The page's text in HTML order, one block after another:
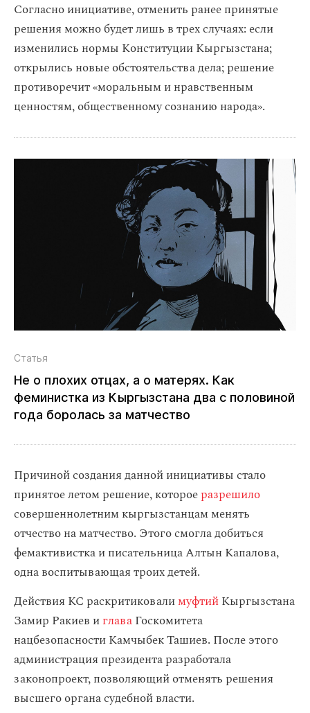
Согласно инициативе, отменить ранее принятые
решения можно будет лишь в трех случаях: если
изменились нормы Конституции Кыргызстана;
открылись новые обстоятельства дела; решение
противоречит «моральным и нравственным
ценностям, общественному сознанию народа».
Статья
Не о плохих отцах, а о матерях. Как
феминистка из Кыргызстана два с половиной
года боролась за матчество
Причиной создания данной инициативы стало
принятое летом решение, котороеразрешило
совершеннолетним кыргызстанцам менять
отчество на матчество. Этого смогла добиться
фемактивистка и писательница Алтын Капалова,
одна воспитывающая троих детей.
Действия КС раскритиковалимуфтийКыргызстана
Замир Ракиев иглаваГоскомитета
нацбезопасности Камчыбек Ташиев. После этого
администрация президента разработала
законопроект, позволяющий отменять решения
высшего органа судебной власти.